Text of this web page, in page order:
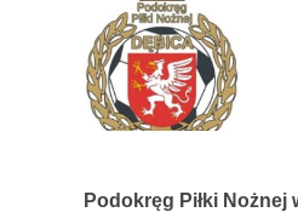
Podokręg Piłki